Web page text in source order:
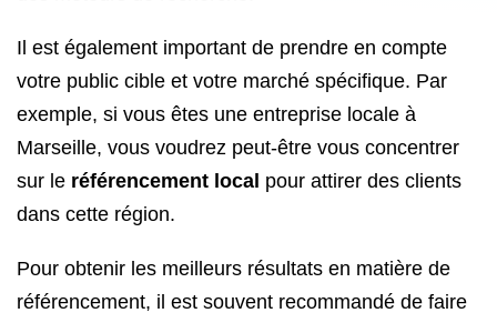
Il est également important de prendre en compte
votre public cible et votre marché spécifique. Par
exemple, si vous êtes une entreprise locale à
Marseille, vous voudrez peut-être vous concentrer
sur le référencement local pour attirer des clients
dans cette région.
Pour obtenir les meilleurs résultats en matière de
référencement, il est souvent recommandé de faire